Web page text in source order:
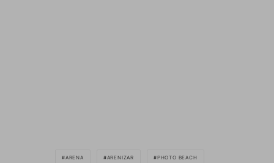
ARENA ARENIZAR PHOTO BEACH